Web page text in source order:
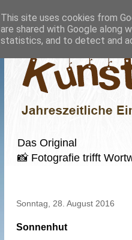
Das Original
📸 Fotografie trifft
Sonntag, 28. August 2016
Sonnenhut
This site uses cookies from
are shared with Google along
statistics, and to detect and